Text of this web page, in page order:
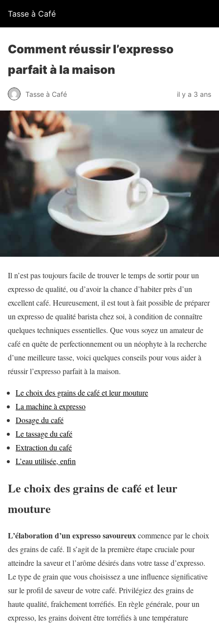
Tasse à Café
Comment réussir l’expresso
parfait à la maison
Tasse à Café il y a 3 ans
Il n’est pas toujours facile de trouver le temps de sortir pour un
expresso de qualité, ou d’avoir la chance d’habiter près d’un
excellent café. Heureusement, il est tout à fait possible de préparer
un expresso de qualité barista chez soi, à condition de connaître
quelques techniques essentielles. Que vous soyez un amateur de
café en quête de perfectionnement ou un néophyte à la recherche
d’une meilleure tasse, voici quelques conseils pour vous aider à
réussir l’expresso parfait à la maison.
Le choix des grains de café et leur mouture
La machine à expresso
Dosage du café
Le tassage du café
Extraction du café
L’eau utilisée, enfin
Le choix des grains de café et leur
mouture
L’élaboration d’un expresso savoureuxcommence par le choix
des grains de café. Il s’agit de la première étape cruciale pour
atteindre la saveur et l’arôme désirés dans votre tasse d’expresso.
Le type de grain que vous choisissez a une influence significative
sur le profil de saveur de votre café. Privilégiez des grains de
haute qualité, fraîchement torréfiés. En règle générale, pour un
expresso, les grains doivent être torréfiés à une température